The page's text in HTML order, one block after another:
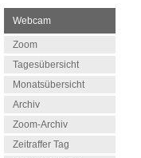
Webcam
Zoom
Tagesübersicht
Monatsübersicht
Archiv
Zoom-Archiv
Zeitraffer Tag